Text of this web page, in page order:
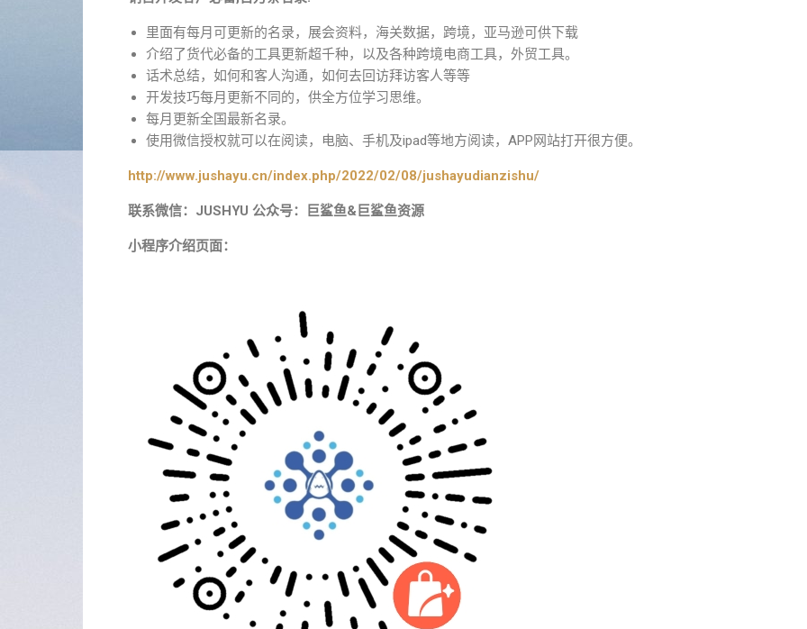
里面有每月可更新的名录，展会资料，海关数据，跨境，亚马逊可供下载
介绍了货代必备的工具更新超千种，以及各种跨境电商工具，外贸工具。
话术总结，如何和客人沟通，如何去回访拜访客人等等
开发技巧每月更新不同的，供全方位学习思维。
每月更新全国最新名录。
使用微信授权就可以在阅读，电脑、手机及ipad等地方阅读，APP网站打开很方便。
http://www.jushayu.cn/index.php/2022/02/08/jushayudianzishu/
联系微信：JUSHYU 公众号：巨鲨鱼&巨鲨鱼资源
小程序介绍页面：